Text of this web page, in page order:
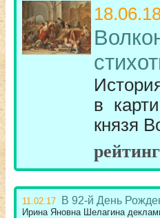
в
князя
рейтинг
11.02.17 В 92-й День
Ирина Яновна Шелагина